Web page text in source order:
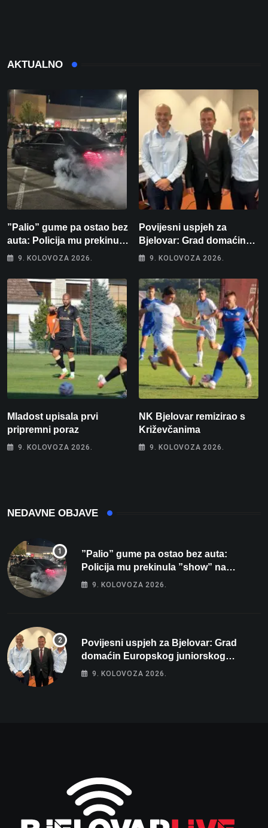
AKTUALNO
”Palio” gume pa ostao bez
auta: Policija mu prekinula
”show” na parkingu u
9. KOLOVOZA 2026.
Povijesni uspjeh za
Bjelovar: Grad domaćin
Europskog juniorskog
9. KOLOVOZA 2026.
Mladost upisala prvi
pripremni poraz
9. KOLOVOZA 2026.
NK Bjelovar remizirao s
Križevčanima
9. KOLOVOZA 2026.
NEDAVNE OBJAVE
”Palio” gume pa ostao bez auta:
Policija mu prekinula ”show” na
parkingu u Bjelovaru
9. KOLOVOZA 2026.
Povijesni uspjeh za Bjelovar: Grad
domaćin Europskog juniorskog
prvenstva u plivanju 2027!
9. KOLOVOZA 2026.